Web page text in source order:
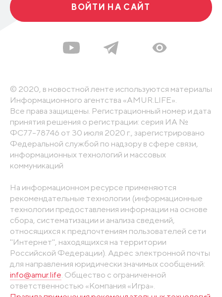
ВОЙТИ НА САЙТ
© 2020, в новостной ленте используются материалы
Информационного агентства «AMUR.LIFE».
Все права защищены. Регистрационный номер и дата
принятия решения о регистрации: серия ИА №
ФС77-78746 от 30 июля 2020 г., зарегистрировано
Федеральной службой по надзору в сфере связи,
информационных технологий и массовых
коммуникаций
На информационном ресурсе применяются
рекомендательные технологии (информационные
технологии предоставления информации на основе
сбора, систематизации и анализа сведений,
относящихся к предпочтениям пользователей сети
"Интернет", находящихся на территории
Российской Федерации). Адрес электронной почты
для направления юридически значимых сообщений:
info@amur.life. Общество с ограниченной
ответственностью «Компания «Игра».